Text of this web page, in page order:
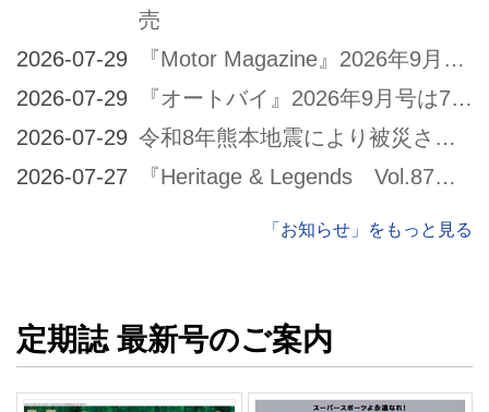
売
『Motor Magazine』2026年9月号は7月31日発売
『オートバイ』2026年9月号は7月31日発売
令和8年熊本地震により被災された皆様に謹んでお見舞い申し上げます
『Heritage & Legends Vol.87』は2026年7月30日発売
「お知らせ」をもっと見る
定期誌 最新号のご案内